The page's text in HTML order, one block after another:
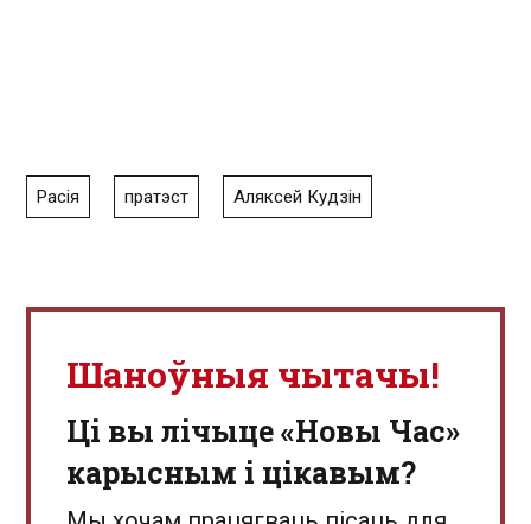
Расія пратэст Аляксей Кудзін
Шаноўныя чытачы!
Ці вы лічыце «Новы Час»
карысным і цікавым?